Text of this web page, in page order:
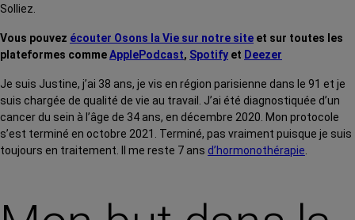
Solliez.
Vous pouvez écouter Osons la Vie sur notre site et sur toutes les
plateformes commeApplePodcast, Spotify et Deezer
Je suis Justine, j’ai 38 ans, je vis en région parisienne dans le 91 et je
suis chargée de qualité de vie au travail. J’ai été diagnostiquée d’un
cancer du sein à l’âge de 34 ans, en décembre 2020. Mon protocole
s’est terminé en octobre 2021. Terminé, pas vraiment puisque je suis
toujours en traitement. Il me reste 7 ans d’hormonothérapie.